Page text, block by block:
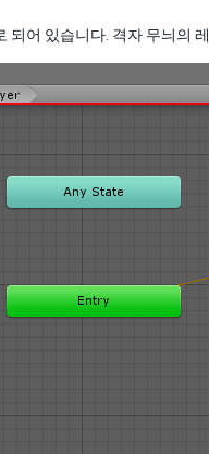
되어 있습니다. 격자 무늬의